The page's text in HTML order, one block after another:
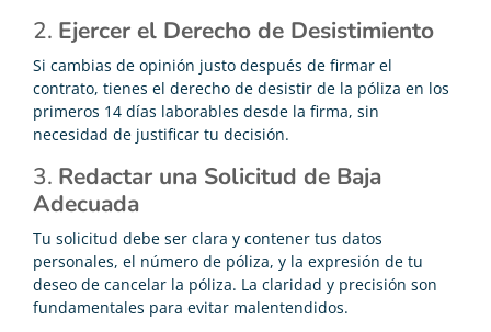
2. Ejercer el Derecho de Desistimiento
Si cambias de opinión justo después de firmar el
contrato, tienes el derecho de desistir de la póliza en los
primeros 14 días laborables desde la firma, sin
necesidad de justificar tu decisión.
3. Redactar una Solicitud de Baja
Adecuada
Tu solicitud debe ser clara y contener tus datos
personales, el número de póliza, y la expresión de tu
deseo de cancelar la póliza. La claridad y precisión son
fundamentales para evitar malentendidos.